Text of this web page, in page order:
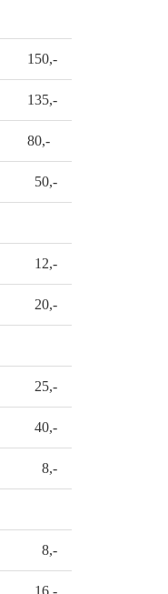
150,-
135,-
80,-
50,-
12,-
20,-
25,-
40,-
8,-
8,-